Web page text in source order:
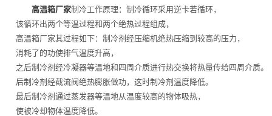
高温箱厂家制冷工作原理：制冷循环采用逆卡若循环，
该循环出两个等温过程和两个绝热过程组成，
高温箱厂家其过程如下：制冷剂经压缩机绝热压缩到较高的压力，
消耗了的功使排气温度升高，
之后制冷剂经冷凝器等温地和四周介质进行热交换将热量传给四周介质。
后制冷剂经截流阀绝热膨胀做功，这时制冷剂温度降低。
最后制冷剂通过蒸发器等温地从温度较高的物体吸热，
使被冷却物体温度降低。